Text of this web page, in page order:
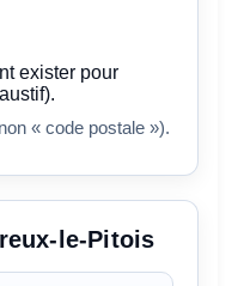
exister pour
« code postale »).
le-Pitois